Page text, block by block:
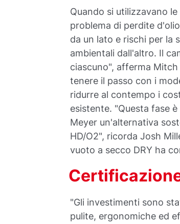
Quando si utilizzavano
problema di perdite
da un lato e rischi per la
ambientali dall'altro. Il
ciascuno", afferma
tenere il passo con i
ridurre al contempo i
esistente. "Questa fase
Meyer un'alternativa
HD/O2", ricorda Josh
vuoto a secco DRY ha
"Gli investimenti sono
pulite, ergonomiche ed